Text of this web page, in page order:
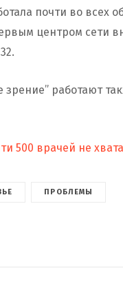
почти во
центром сети
зрение” работают
500 врачей не
ПРОБЛЕМЫ